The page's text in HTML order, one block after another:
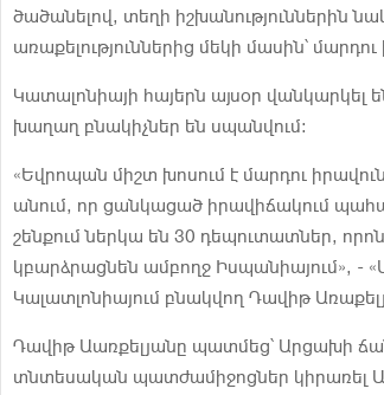
ծածանելով, տեղի իշխանություններին
առաքելություններից մեկի մասին՝
Կատալոնիայի հայերն այսօր վանկարկել
խաղաղ բնակիչներ են սպանվում:
«Եվրոպան միշտ խոսում է մարդու
անում, որ ցանկացած իրավիճակում
շենքում ներկա են 30 դեպուտատներ,
կբարձրացնեն ամբողջ Իսպանիայում», -
Կալատլոնիայում բնակվող Դավիթ
Դավիթ Աառքելյանը պատմեց՝ Արցախի
տնտեսական պատժամիջոցներ կիրառել